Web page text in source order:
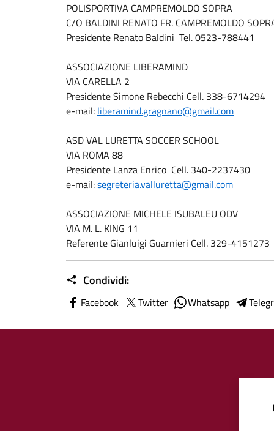
POLISPORTIVA CAMPREMOLDO SOPRA
C/O BALDINI RENATO FR. CAMPREMOLDO
Presidente Renato Baldini Tel. 0523-788441
ASSOCIAZIONE LIBERAMIND
VIA CARELLA 2
Presidente Simone Rebecchi Cell. 338-6714294
e-mail: liberamind.gragnano@gmail.com
ASD VAL LURETTA SOCCER SCHOOL
VIA ROMA 88
Presidente Lanza Enrico Cell. 340-2237430
e-mail:segreteria.valluretta@gmail.com
ASSOCIAZIONE MICHELE ISUBALEU ODV
VIA M. L. KING 11
Referente Gianluigi Guarnieri Cell. 329-4151273
Condividi:
Facebook Twitter Whatsapp